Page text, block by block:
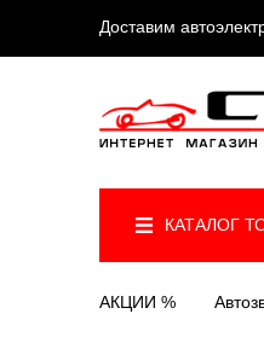
Доставим
КАТАЛОГ
АКЦИИ %